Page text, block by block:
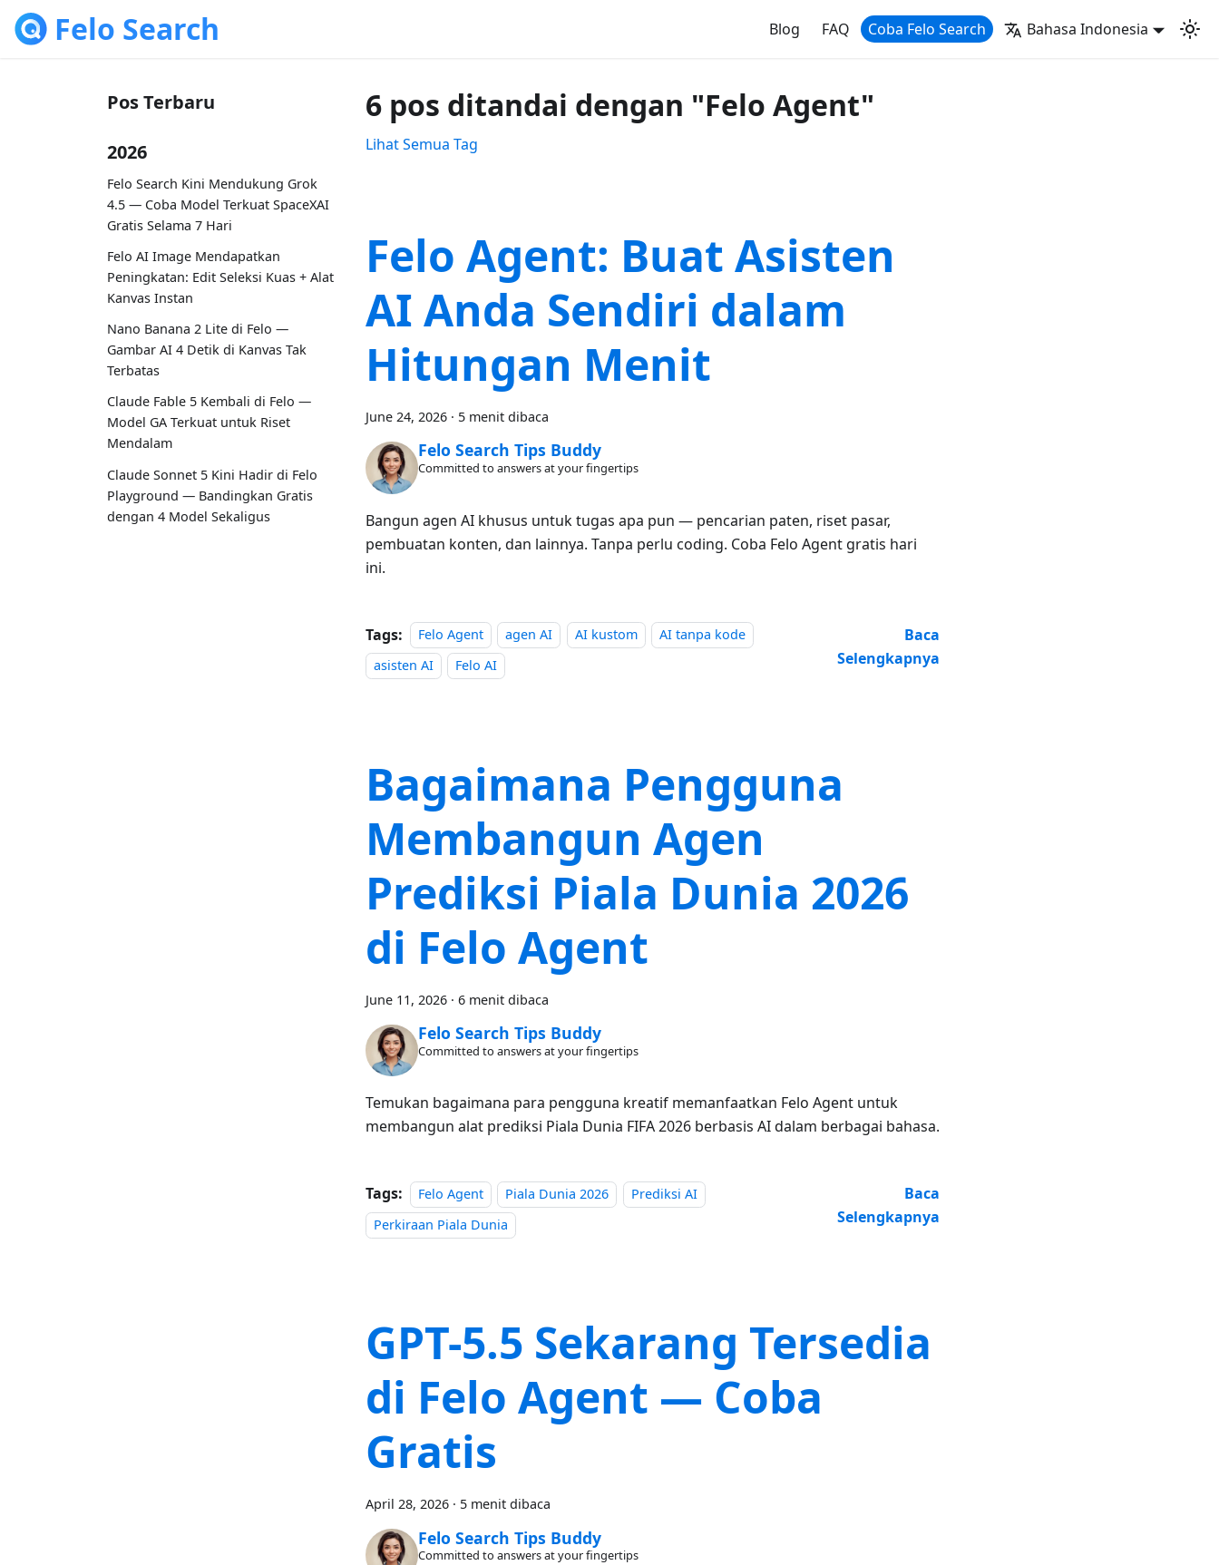
Felo Search Blog FAQ Coba Felo Search Bahasa Indonesia
Pos Terbaru
2026
Felo Search Kini Mendukung Grok
4.5 — Coba Model Terkuat SpaceXAI
Gratis Selama 7 Hari
Felo AI Image Mendapatkan
Peningkatan: Edit Seleksi Kuas + Alat
Kanvas Instan
Nano Banana 2 Lite di Felo —
Gambar AI 4 Detik di Kanvas Tak
Terbatas
Claude Fable 5 Kembali di Felo —
Model GA Terkuat untuk Riset
Mendalam
Claude Sonnet 5 Kini Hadir di Felo
Playground — Bandingkan Gratis
dengan 4 Model Sekaligus
6 pos ditandai dengan "Felo Agent"
Lihat Semua Tag
Felo Agent: Buat Asisten
AI Anda Sendiri dalam
Hitungan Menit
June 24, 2026 · 5 menit dibaca
Felo Search Tips Buddy
Committed to answers at your fingertips
Bangun agen AI khusus untuk tugas apa pun — pencarian paten, riset pasar,
pembuatan konten, dan lainnya. Tanpa perlu coding. Coba Felo Agent gratis hari
ini.
Tags: Felo Agent agen AI AI kustom
AI tanpa kode
asisten AI
Felo AI
Baca
Selengkapnya
Bagaimana Pengguna
Membangun Agen
Prediksi Piala Dunia 2026
di Felo Agent
June 11, 2026 · 6 menit dibaca
Felo Search Tips Buddy
Committed to answers at your fingertips
Temukan bagaimana para pengguna kreatif memanfaatkan Felo Agent untuk
membangun alat prediksi Piala Dunia FIFA 2026 berbasis AI dalam berbagai bahasa.
Tags: Felo Agent Piala Dunia 2026
Prediksi AI
Perkiraan Piala Dunia
Baca
Selengkapnya
GPT-5.5 Sekarang Tersedia
di Felo Agent — Coba
Gratis
April 28, 2026 · 5 menit dibaca
Felo Search Tips Buddy
Committed to answers at your fingertips